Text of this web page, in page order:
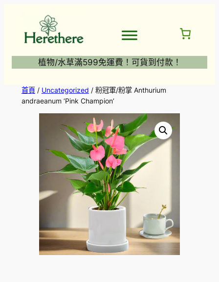
植物/水草滿599免運費！可貨到付款！
首頁/ Uncategorized / 粉冠軍/粉掌 Anthurium
andraeanum ‘Pink Champion’